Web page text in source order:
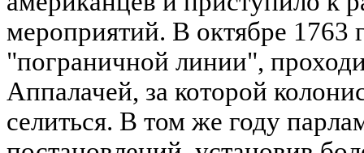
мероприятий. В октябре 1763
"пограничной линии",
Аппалачей, за которой
селиться. В том же году